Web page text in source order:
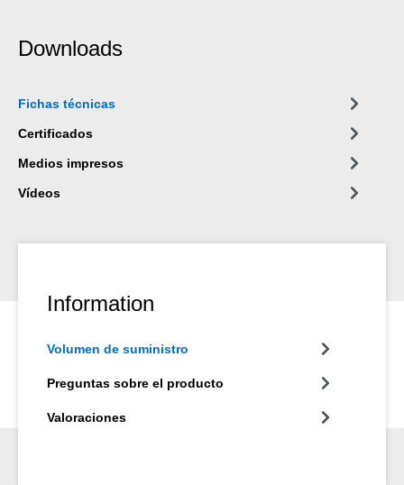
Downloads
Fichas técnicas
Certificados
Medios impresos
Vídeos
Information
Volumen de suministro
Preguntas sobre el producto
Valoraciones